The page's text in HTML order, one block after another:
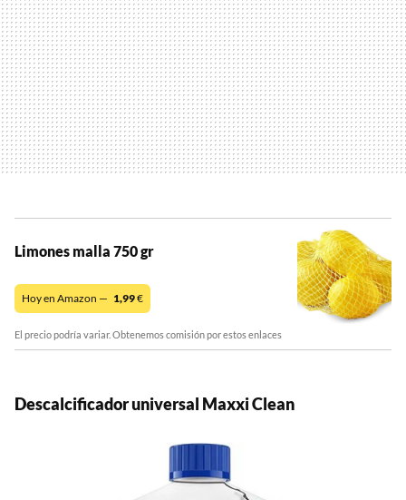
Limones malla 750 gr
Hoy en Amazon — 1,99€
El precio podría variar. Obtenemos comisión por estos enlaces
Descalcificador universal Maxxi Clean